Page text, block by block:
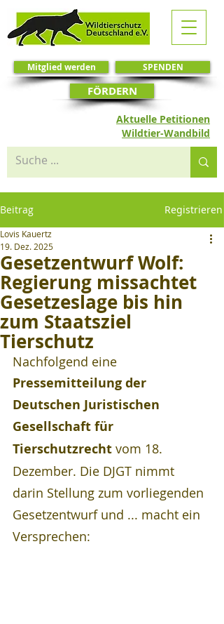
SPENDEN
Mitglied werden
Aktuelle Petitionen
FÖRDERN
Wildtier-Wandbild
Beitrag Registrieren
Gesetzentwurf Wolf:
Regierung missachtet
Gesetzeslage bis hin
zum Staatsziel
Tierschutz
Lovis Kauertz
19. Dez. 2025
Nachfolgend eine
Pressemitteilung der
Deutschen Juristischen
Gesellschaft für
Tierschutzrecht vom 18.
Dezember. Die DJGT nimmt
darin Stellung zum vorliegenden
Gesetzentwurf und ... macht ein
Versprechen: